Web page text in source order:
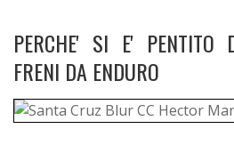
PERCHE' SI E' PENTITO
FRENI DA ENDURO